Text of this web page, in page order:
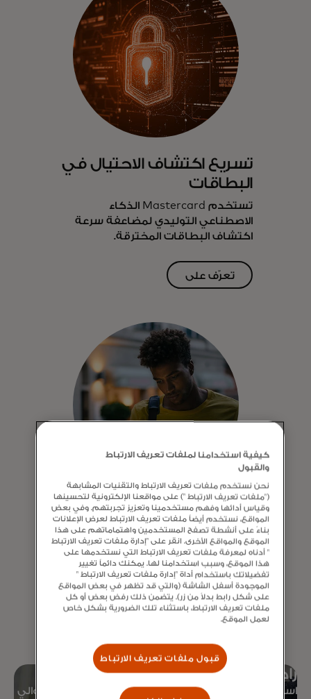
تسريع اكتشاف الاحتيال في
البطاقات
تستخدم Mastercard الذكاء
الاصطناعي التوليدي لمضاعفة سرعة
اكتشاف البطاقات المخترقة.
تعرّف على
نظام الدفع Click to Pay
استمتع بطريقة أسرع وأكثر أمانًا للدفع
عبر الإنترنت دون الحاجة إلى تذكر كلمات
المرور.
تعرّف على
المزيد
راحة البال مع قبول عالمي
استخدم بطاقة Mastercard الخاصة بك بأمان في حوالي
كيفية استخدامنا لملفات تعريف الارتباط
والقبول
نحن نستخدم ملفات تعريف الارتباط والتقنيات المشابهة
("ملفات تعريف الارتباط ") على مواقعنا الإلكترونية لتحسينها
وقياس أدائها وفهم مستخدمينا وتعزيز تجربتهم. وفي بعض
المواقع، نستخدم أيضاً ملفات تعريف الارتباط لعرض الإعلانات
بناءً على أنشطة تصفح المستخدمين واهتماماتهم على هذا
الموقع والمواقع الأخرى. انقر على "إدارة ملفات تعريف الارتباط
" أدناه لمعرفة ملفات تعريف الارتباط التي نستخدمها على
هذا الموقع، وسبب استخدامنا لها. يمكنك دائماً تغيير
تفضيلاتك باستخدام أداة "إدارة ملفات تعريف الارتباط "
الموجودة أسفل الشاشة (والتي قد تظهر في بعض المواقع
على شكل رابط بدلاً من زر). يتضمن ذلك رفض بعض أو كل
ملفات تعريف الارتباط، باستثناء تلك الضرورية بشكل خاص
لعمل الموقع.
قبول ملفات تعريف الارتباط